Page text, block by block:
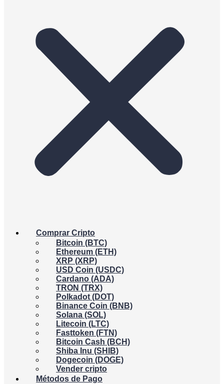
Comprar Cripto
Bitcoin (BTC)
Ethereum (ETH)
XRP (XRP)
USD Coin (USDC)
Cardano (ADA)
TRON (TRX)
Polkadot (DOT)
Binance Coin (BNB)
Solana (SOL)
Litecoin (LTC)
Fasttoken (FTN)
Bitcoin Cash (BCH)
Shiba Inu (SHIB)
Dogecoin (DOGE)
Vender cripto
Métodos de Pago